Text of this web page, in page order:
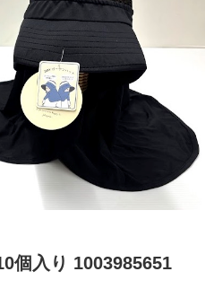
個入り 1003985651